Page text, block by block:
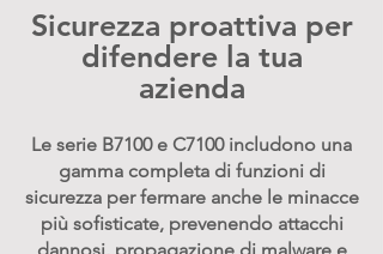
Sicurezza proattiva per
difendere la tua
azienda
Le serie B7100 e C7100 includono una
gamma completa di funzioni di
sicurezza per fermare anche le minacce
più sofisticate, prevenendo attacchi